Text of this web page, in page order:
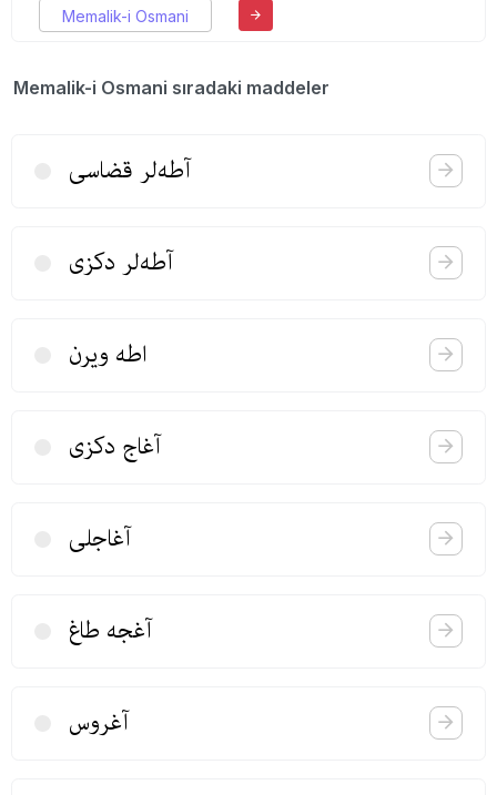
Memalik-i Osmani
Memalik-i Osmani sıradaki maddeler
آطه‌لر قضاسی
آطه‌لر دكزی
اطه ویرن
آغاج دكزی
آغاجلی
آغجه طاغ
آغروس